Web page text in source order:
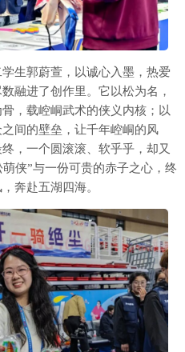
郭蔚萱，以诚心入墨，热爱
融进了创作里。它以松为名，
，载崆峒武术的侠义内核；以
间的壁垒，让千年崆峒的风
，一个圆滚滚、软乎乎，却又
侠”与一份可贵的赤子之心，终
奔赴五湖四海。